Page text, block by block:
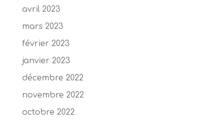
avril 2023
mars 2023
février 2023
janvier 2023
décembre 2022
novembre 2022
octobre 2022